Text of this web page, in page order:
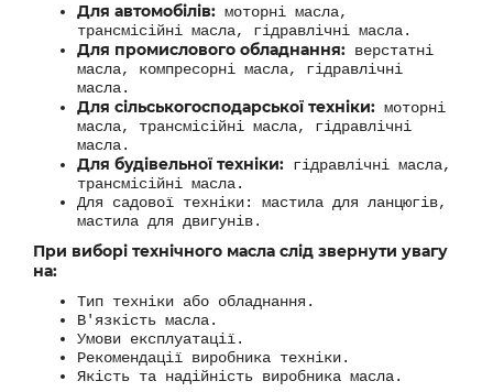
Для автомобілів: моторні масла,
трансмісійні масла, гідравлічні масла.
Для промислового обладнання: верстатні
масла, компресорні масла, гідравлічні
масла.
Для сільськогосподарської техніки: моторні
масла, трансмісійні масла, гідравлічні
масла.
Для будівельної техніки: гідравлічні масла,
трансмісійні масла.
Для садової техніки: мастила для ланцюгів,
мастила для двигунів.
При виборі технічного масла слід звернути увагу
на:
Тип техніки або обладнання.
В'язкість масла.
Умови експлуатації.
Рекомендації виробника техніки.
Якість та надійність виробника масла.